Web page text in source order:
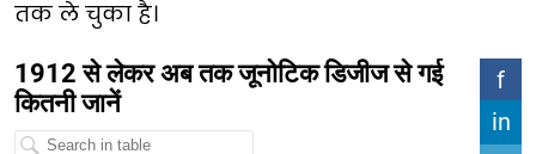
तक ले चुका है।